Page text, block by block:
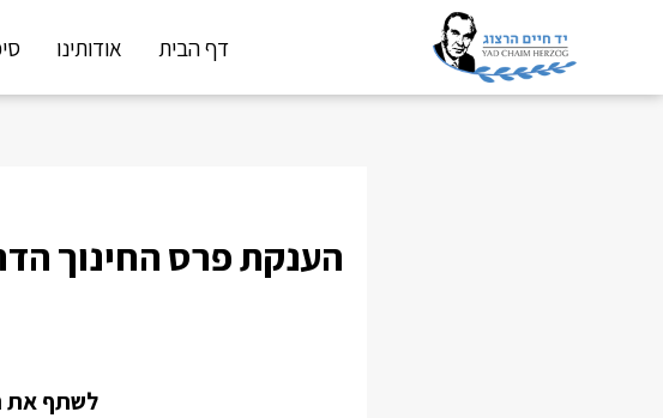
דף הבית אודותינו
הענקת פרס החינוך
לשתף את